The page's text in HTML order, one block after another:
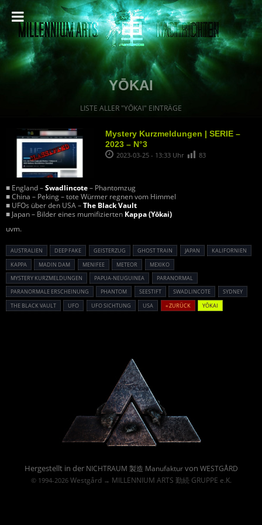
YŌKAI
LISTE ALLER "YŌKAI" EINTRÄGE
Mystery Kurzmeldungen | SERIE –
2023 – N°3
2023-03-25 - 13:33 Uhr 83
■ England –Swadlincote– Phantomzug
■ China – Peking – tote Würmer regnen vom Himmel
■ UFOs über den USA –The Black Vault
■ Japan – Bilder eines mumifizierten Kappa (Yōkai)
uvm.
AUSTRALIEN DEEP FAKE GEISTERZUG GHOST TRAIN JAPAN
KALIFORNIEN
KAPPA
MADIN DAM MENIFEE METEOR
MEXIKO
MYSTERY KURZMELDUNGEN
PAPUA-NEUGUINEA
PARANORMAL
PARANORMALE ERSCHEINUNG
PHANTOM SEESTIFT SWADLINCOTE
SYDNEY
THE BLACK VAULT
UFO UFO SICHTUNG USA « ZURÜCK YŌKAI
Hergestellt in der NICHTRAUM 製造 Manufakturvon WESTGÅRD
© 1994-2026 Westgård→ MILLENNIUM ARTS 勤続 GRUPPE e.K.
Powered By :